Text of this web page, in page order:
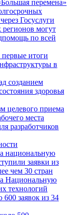
перемена»
Госуслуги
могут
по всей
первые итоги
в
созданием
здоровья
целевого приема
места
разработчиков
национальную
заявки из
чем 30 стран
Национальную
технологий
заявок из 34